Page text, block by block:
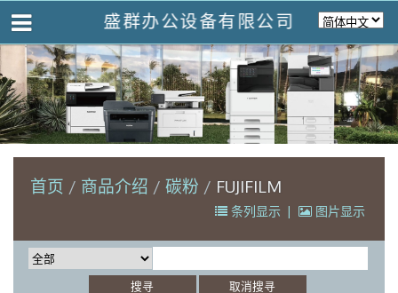
盛群办公设备有限公司
首页 商品介绍 碳粉 FUJIFILM
条列显示 | 图片显示